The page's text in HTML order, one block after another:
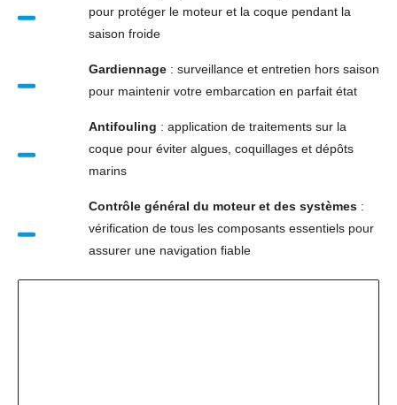
pour protéger le moteur et la coque pendant la
saison froide
Gardiennage : surveillance et entretien hors saison
pour maintenir votre embarcation en parfait état
Antifouling : application de traitements sur la
coque pour éviter algues, coquillages et dépôts
marins
Contrôle général du moteur et des systèmes :
vérification de tous les composants essentiels pour
assurer une navigation fiable